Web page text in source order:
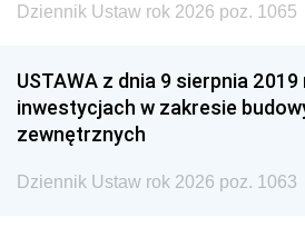
Dziennik Ustaw rok 2026 poz. 1065
USTAWA z dnia 9 sierpnia 2019
inwestycjach w zakresie
zewnętrznych
Dziennik Ustaw rok 2026 poz. 1063